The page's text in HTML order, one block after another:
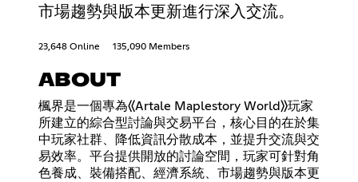
市場趨勢與版本更新進行深入交流。
23,648 Online 135,090 Members
ABOUT
楓界是一個專為《Artale Maplestory World》玩家
所建立的綜合型討論與交易平台，核心目的在於集
中玩家社群、降低資訊分散成本，並提升交流與交
易效率。平台提供開放的討論空間，玩家可針對角
色養成、裝備搭配、經濟系統、市場趨勢與版本更